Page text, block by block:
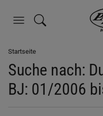
Startseite
Suche nach:
BJ: 01/2006